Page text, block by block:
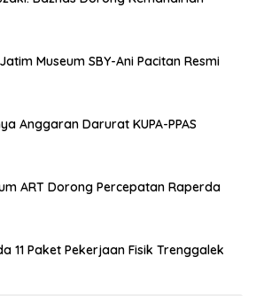
Museum SBY-Ani Pacitan Resmi
Anggaran Darurat KUPA-PPAS
ART Dorong Percepatan Raperda
11 Paket Pekerjaan Fisik Trenggalek